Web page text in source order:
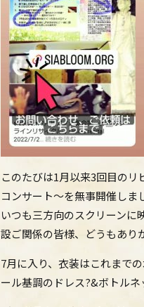
このたびは1月以来3回目のリ
コンサート～を無事開催しま
いつも三方向のスクリーンに
設ご関係の皆様、どうもあり
7月に入り、衣装はこれまで
ール基調のドレス?&ボトルネ